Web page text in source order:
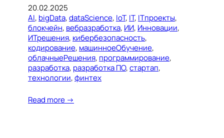
20.02.2025
AI, bigData, dataScience, IoT, IT, ITпроекты
блокчейн, вебразработка, ИИ, Инновации
ИТрешения, кибербезопасность
кодирование, машинноеОбучение
облачныеРешения, программирование
разработка, разработка ПО, стартап
технологии, финтех
Read more →